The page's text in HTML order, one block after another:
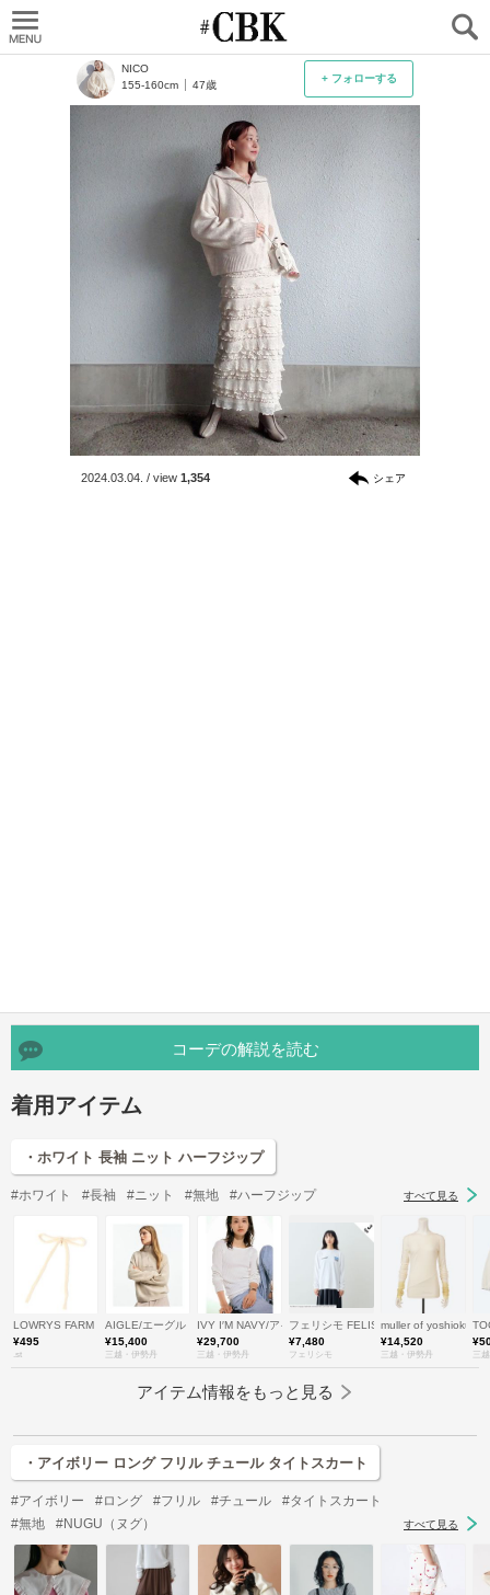
+ フォローする
NICO
155-160cm
47歳
2024.03.04. / view 1,354 シェア
コーデの解説を読む
着用アイテム
・ホワイト 長袖 ニット ハーフジップ
#ホワイト #長袖 #ニット #無地 #ハーフジップ すべて見る
LOWRYS FARM
¥495
.st
AIGLE/エーグル
¥15,400
三越・伊勢丹
IVY I′M NAVY/アイビーアイムネイビー
¥29,700
三越・伊勢丹
フェリシモ FELISSIMO
¥7,480
フェリシモ
muller of yoshiokubo
¥14,520
三越・伊勢丹 三
アイテム情報をもっと見る
・アイボリー ロング フリル チュール タイトスカート
#アイボリー #ロング #フリル #チュール
#タイトスカート
#無地
#NUGU（ヌグ） すべて見る